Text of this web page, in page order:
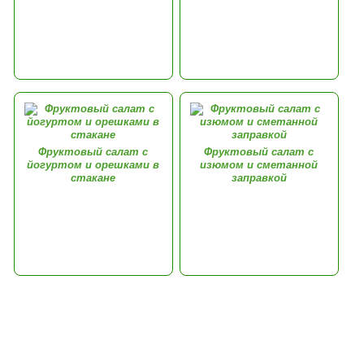
Фруктовый салат с
йогуртом и орешками в
стакане
Фруктовый салат с
изюмом и сметанной
заправкой